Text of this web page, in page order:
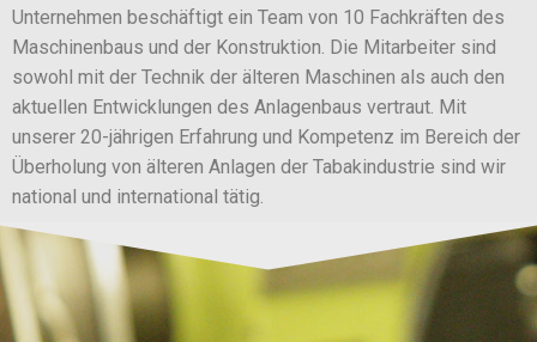
Unternehmen beschäftigt ein Team von 10 Fachkräften des
Maschinenbaus und der Konstruktion. Die Mitarbeiter sind
sowohl mit der Technik der älteren Maschinen als auch den
aktuellen Entwicklungen des Anlagenbaus vertraut. Mit
unserer 20-jährigen Erfahrung und Kompetenz im Bereich der
Überholung von älteren Anlagen der Tabakindustrie sind wir
national und international tätig.